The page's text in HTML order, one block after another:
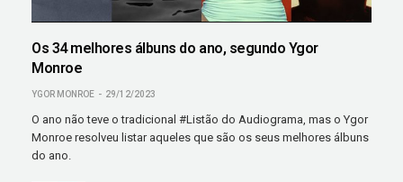
Os 34 melhores álbuns do ano, segundo Ygor
Monroe
YGOR MONROE 29/12/2023
O ano não teve o tradicional #Listão do Audiograma, mas o Ygor
Monroe resolveu listar aqueles que são os seus melhores álbuns
do ano.